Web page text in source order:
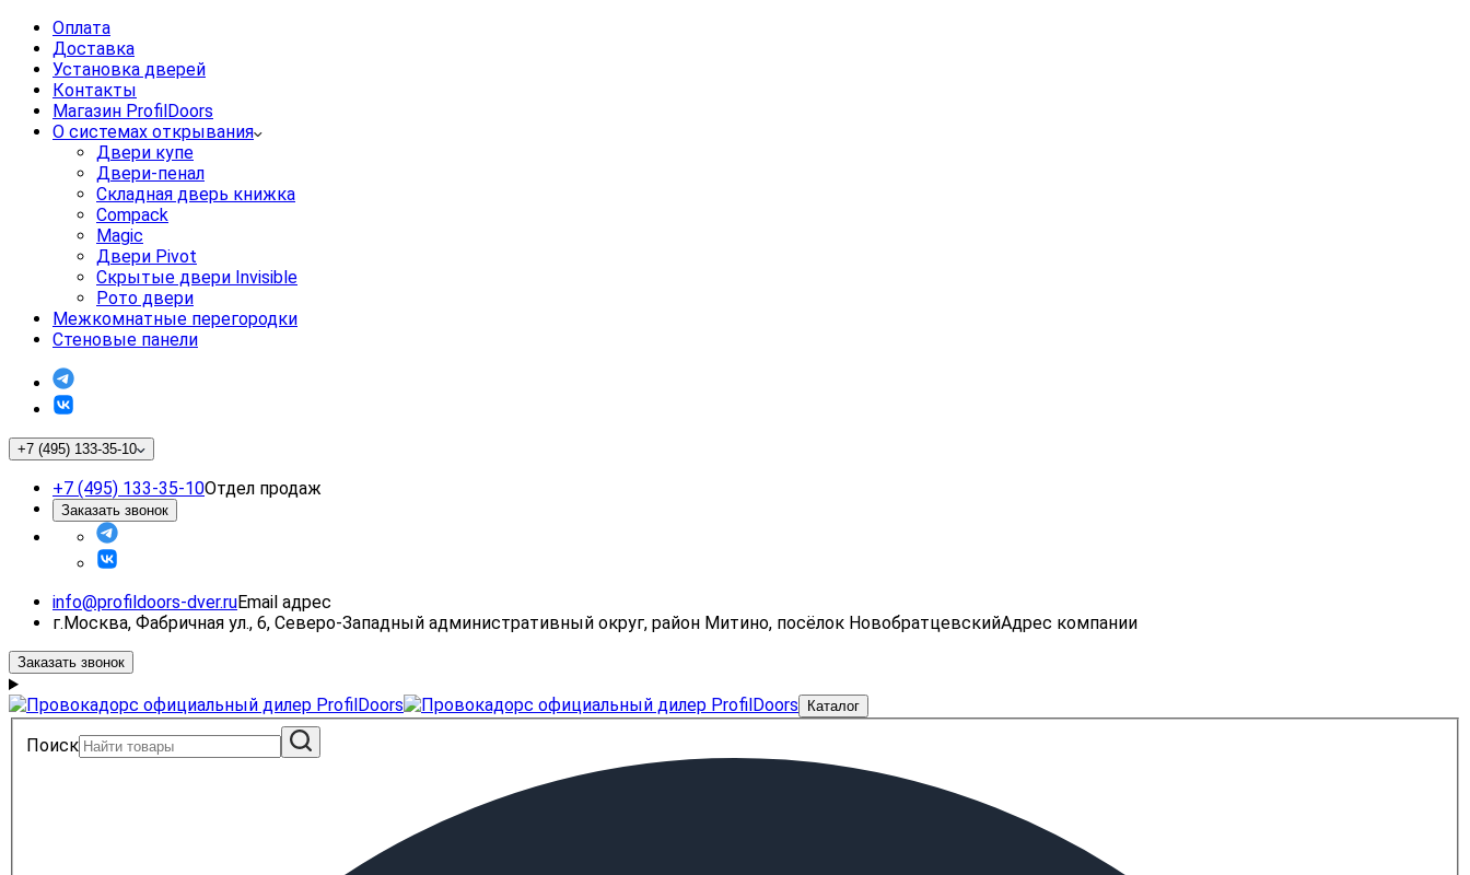
Оплата
Доставка
Установка дверей
Контакты
Магазин ProfilDoors
О системах открывания
Двери купе
Двери-пенал
Складная дверь книжка
Compack
Magic
Двери Pivot
Скрытые двери Invisible
Рото двери
Межкомнатные перегородки
Стеновые панели
+7 (495) 133-35-10
+7 (495) 133-35-10Отдел продаж
Заказать звонок
info@profildoors-dver.ruEmail адрес
г.Москва, Фабричная ул., 6, Северо-Западный административный округ, район Митино, посёлок НовобратцевскийАдрес компании
Заказать звонок
Каталог
Поиск